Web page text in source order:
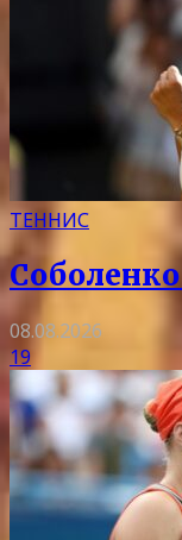
ТЕННИС
08.08.2026
19